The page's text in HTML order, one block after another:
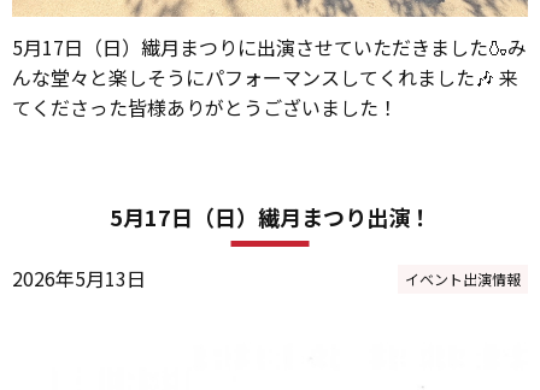
5月17日（日）繊月まつりに出演させていただきました🍶み
んな堂々と楽しそうにパフォーマンスしてくれました🎶 来
てくださった皆様ありがとうございました！
5月17日（日）繊月まつり出演！
2026年5月13日 イベント出演情報